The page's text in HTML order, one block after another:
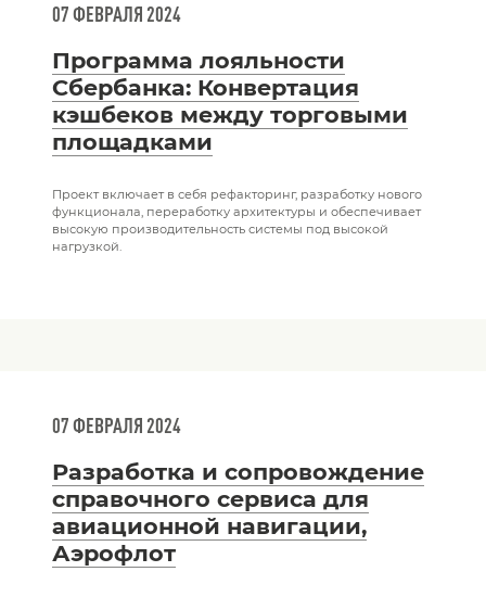
Программа лояльности
Сбербанка: Конвертация
кэшбеков между торговыми
площадками
07 ФЕВРАЛЯ 2024
Проект включает в себя рефакторинг, разработку нового
функционала, переработку архитектуры и обеспечивает
высокую производительность системы под высокой
нагрузкой.
Разработка и сопровождение
справочного сервиса для
авиационной навигации,
Аэрофлот
07 ФЕВРАЛЯ 2024